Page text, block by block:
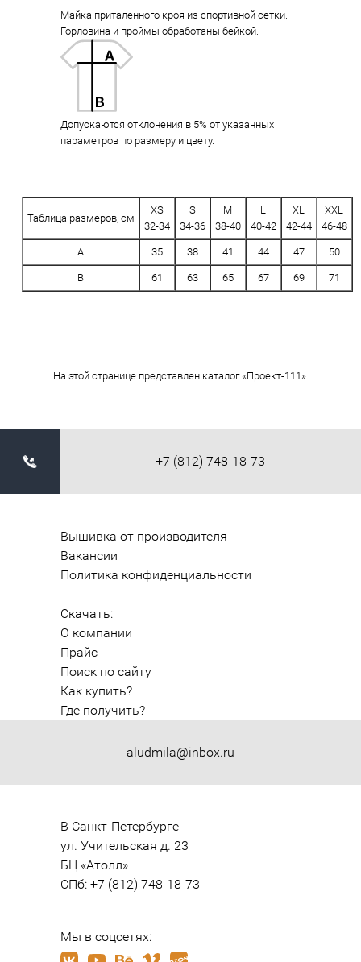
Майка приталенного кроя из спортивной сетки.
Горловина и проймы обработаны бейкой.
Допускаются отклонения в 5% от указанных
параметров по размеру и цвету.
Таблица размеров, см
XS
32-34
S
34-36
M
38-40
L
40-42
XL
42-44
XXL
46-48
A 35 38 41 44 47 50
B 61 63 65 67 69 71
На этой странице представлен каталог «Проект-111».
+7 (812) 748-18-73
aludmila@inbox.ru
Вышивка от производителя
Вакансии
Политика конфиденциальности
Скачать:
О компании
Прайс
Поиск по сайту
Как купить?
Где получить?
В Санкт-Петербурге
ул. Учительская д. 23
БЦ «Атолл»
СПб: +7 (812) 748-18-73
Мы в соцсетях: